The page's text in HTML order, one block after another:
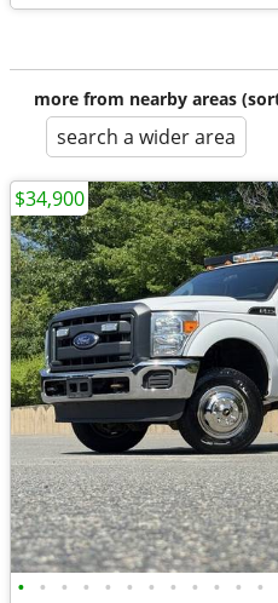
more from nearby areas
search a wider area
• • • • • • • • • • • •
$34,900